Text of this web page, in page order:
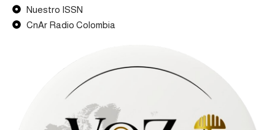
Nuestro ISSN
CnAr Radio Colombia